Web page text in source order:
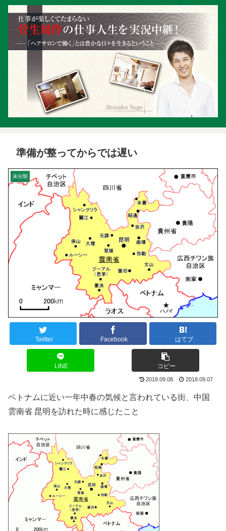
準備が整ってからでは遅い
未分類
Twitter Facebook はてブ
LINE コピー
2018.09.08 2018.09.07
ベトナムに近い一年中春の気候と言われている街、中国
雲南省 昆明を訪れた時に感じたこと